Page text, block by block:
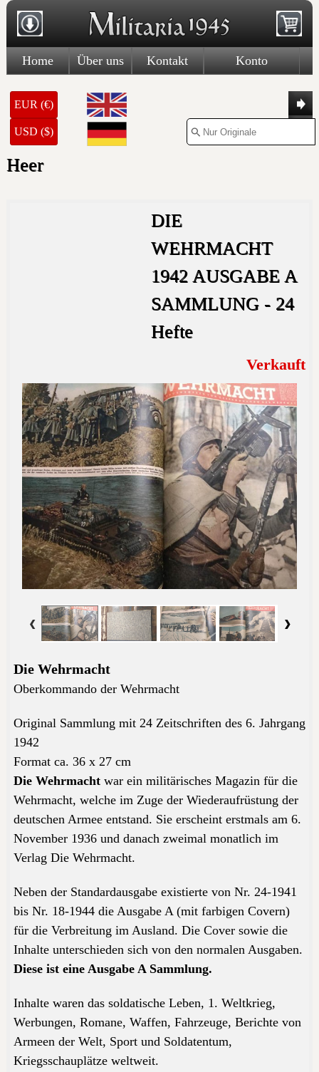
Home Über uns Kontakt Konto
EUR (€)
USD ($)
Heer
DIE
WEHRMACHT
1942 AUSGABE A
SAMMLUNG - 24
Hefte
Verkauft
Die Wehrmacht
Oberkommando der Wehrmacht
Original Sammlung mit 24 Zeitschriften des 6. Jahrgang
1942
Format ca. 36 x 27 cm
Die Wehrmachtwar ein militärisches Magazin für die
Wehrmacht, welche im Zuge der Wiederaufrüstung der
deutschen Armee entstand. Sie erscheint erstmals am 6.
November 1936 und danach zweimal monatlich im
Verlag Die Wehrmacht.
Neben der Standardausgabe existierte von Nr. 24-1941
bis Nr. 18-1944 die Ausgabe A (mit farbigen Covern)
für die Verbreitung im Ausland. Die Cover sowie die
Inhalte unterschieden sich von den normalen Ausgaben.
Diese ist eine Ausgabe A Sammlung.
Inhalte waren das soldatische Leben, 1. Weltkrieg,
Werbungen, Romane, Waffen, Fahrzeuge, Berichte von
Armeen der Welt, Sport und Soldatentum,
Kriegsschauplätze weltweit.